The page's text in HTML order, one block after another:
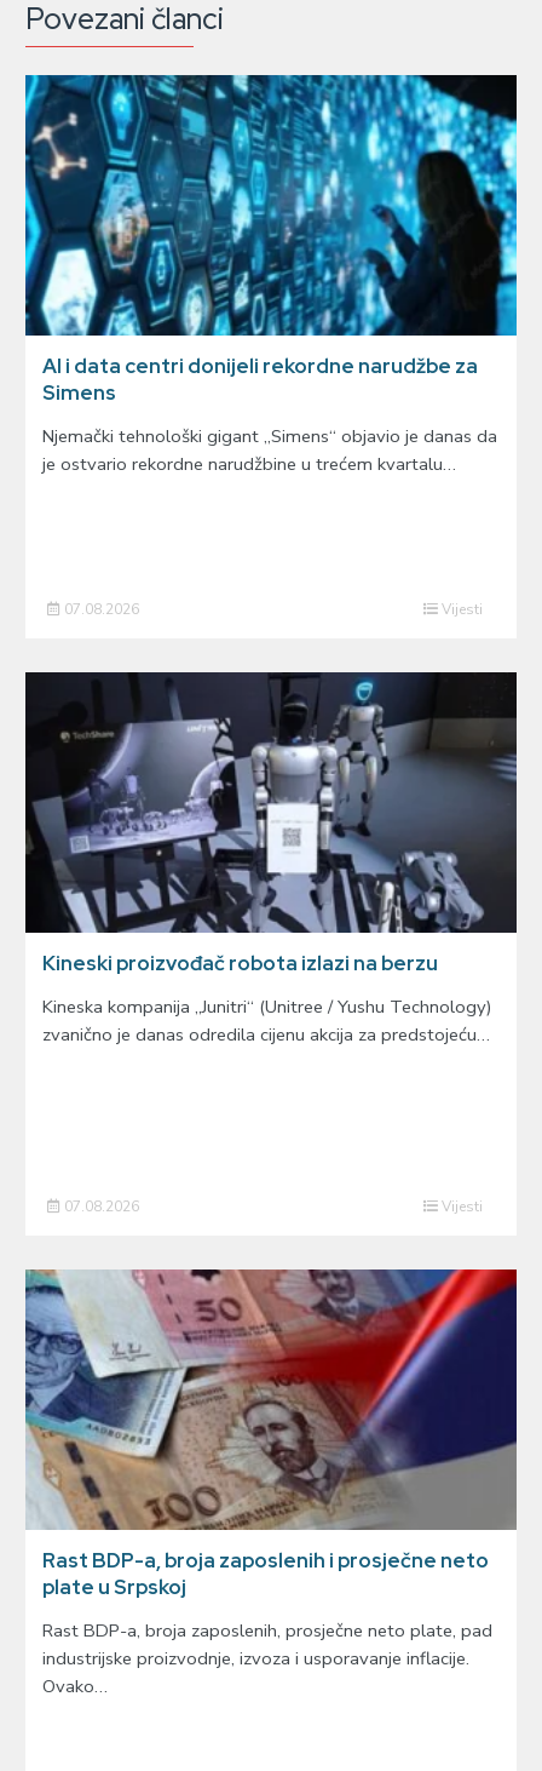
Povezani članci
AI i data centri donijeli rekordne narudžbe za
Simens
Njemački tehnološki gigant „Simens“ objavio je danas da
je ostvario rekordne narudžbine u trećem kvartalu…
07.08.2026 Vijesti
Kineski proizvođač robota izlazi na berzu
Kineska kompanija „Junitri“ (Unitree / Yushu Technology)
zvanično je danas odredila cijenu akcija za predstojeću…
07.08.2026 Vijesti
Rast BDP-a, broja zaposlenih i prosječne neto
plate u Srpskoj
Rast BDP-a, broja zaposlenih, prosječne neto plate, pad
industrijske proizvodnje, izvoza i usporavanje inflacije.
Ovako…